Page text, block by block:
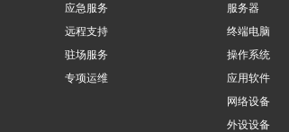
应急服务
远程支持
驻场服务
专项运维
服务器
终端电脑
操作系统
应用软件
网络设备
外设设备